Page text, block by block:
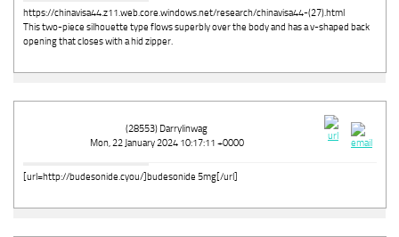
https://chinavisa44.z11.web.core.windows.net/research/chinavisa44-(27).html
This two-piece silhouette type flows superbly over the body and has a v-shaped back
opening that closes with a hid zipper.
(28553) Darrylinwag
Mon, 22 January 2024 10:17:11 +0000
[url=http://budesonide.cyou/]budesonide 5mg[/url]